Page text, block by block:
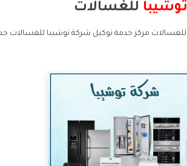
توشيبا للغسالات
للغسالات مركز خدمة توكيل شركة توشيبا للغسالات